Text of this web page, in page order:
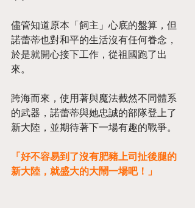
儘管知道原本「飼主」心底的盤算，但
諾蕾蒂也對和平的生活沒有任何眷念，
於是就開心接下工作，從祖國跑了出
來。
跨海而來，使用著與魔法截然不同體系
的武器，諾蕾蒂與她忠誠的部隊登上了
新大陸，並期待著下一場有趣的戰爭。
「好不容易到了沒有肥豬上司扯後腿的
新大陸，就盛大的大鬧一場吧！」